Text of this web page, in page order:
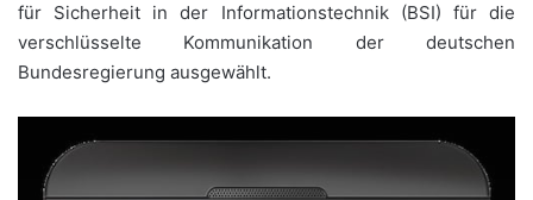
für Sicherheit in der Informationstechnik (BSI) für die
verschlüsselte Kommunikation der deutschen
Bundesregierung ausgewählt.